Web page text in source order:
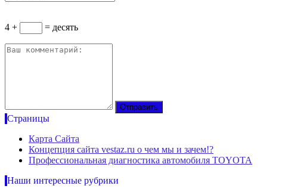
4 + = десять
Страницы
Карта Сайта
Концепция сайта vestaz.ru о чем мы и зачем!?
Профессиональная диагностика автомобиля TOYOTA
Наши интересные рубрики